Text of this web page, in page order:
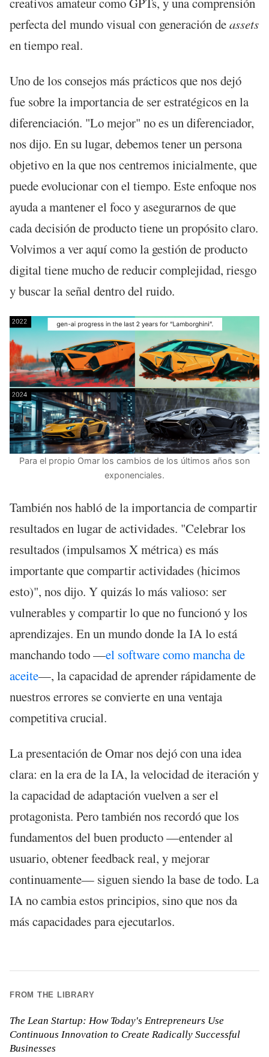
perfecta del mundo visual con generación deassets
en tiempo real.
Uno de los consejos más prácticos que nos dejó
fue sobre la importancia de ser estratégicos en la
diferenciación. "Lo mejor" no es un diferenciador,
nos dijo. En su lugar, debemos tener un persona
objetivo en la que nos centremos inicialmente, que
puede evolucionar con el tiempo. Este enfoque nos
ayuda a mantener el foco y asegurarnos de que
cada decisión de producto tiene un propósito claro.
Volvimos a ver aquí como la gestión de producto
digital tiene mucho de reducir complejidad, riesgo
y buscar la señal dentro del ruido.
Para el propio Omar los cambios de los últimos años son
exponenciales.
También nos habló de la importancia de compartir
resultados en lugar de actividades. "Celebrar los
resultados (impulsamos X métrica) es más
importante que compartir actividades (hicimos
esto)", nos dijo. Y quizás lo más valioso: ser
vulnerables y compartir lo que no funcionó y los
aprendizajes. En un mundo donde la IA lo está
manchando todo —el software como mancha de
aceite—, la capacidad de aprender rápidamente de
nuestros errores se convierte en una ventaja
competitiva crucial.
La presentación de Omar nos dejó con una idea
clara: en la era de la IA, la velocidad de iteración y
la capacidad de adaptación vuelven a ser el
protagonista. Pero también nos recordó que los
fundamentos del buen producto —entender al
usuario, obtener feedback real, y mejorar
continuamente— siguen siendo la base de todo. La
IA no cambia estos principios, sino que nos da
más capacidades para ejecutarlos.
FROM THE LIBRARY
The Lean Startup: How Today's Entrepreneurs Use
Continuous Innovation to Create Radically Successful
Businesses